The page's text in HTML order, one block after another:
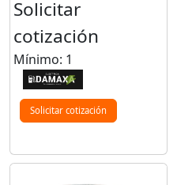
Solicitar
cotización
Mínimo: 1
Solicitar cotización